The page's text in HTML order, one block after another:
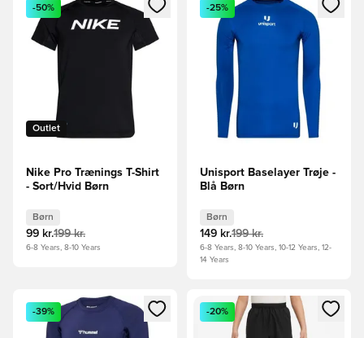
Outlet
-50%
Nike Pro Trænings T-Shirt
- Sort/Hvid Børn
Børn
99 kr.199 kr.
6-8 Years, 8-10 Years
-25%
Unisport Baselayer Trøje -
Blå Børn
Børn
149 kr.199 kr.
6-8 Years, 8-10 Years, 10-12 Years, 12-
14 Years
Åbner en Modal til at logge ind eller tilmelde dig som
-39%
Åbner en Modal til at logge
-20%